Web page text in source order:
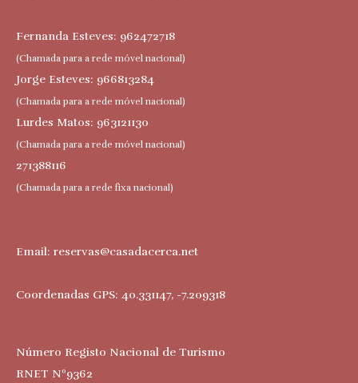
Fernanda Esteves: 962472718
(Chamada para a rede móvel nacional)
Jorge Esteves: 966813284
(Chamada para a rede móvel nacional)
Lurdes Matos: 963121130
(Chamada para a rede móvel nacional)
271388116
(Chamada para a rede fixa nacional)
Email: reservas@casadacerca.net
Coordenadas GPS: 40.331147, -7.209318
Número Registo Nacional de Turismo
RNET Nº9362